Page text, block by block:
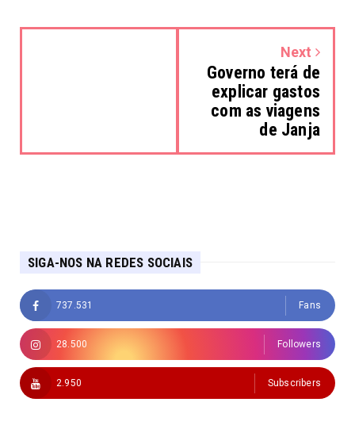
Next
Governo terá de
explicar gastos
com as viagens
de Janja
SIGA-NOS NA REDES SOCIAIS
737.531 Fans
28.500 Followers
2.950 Subscribers